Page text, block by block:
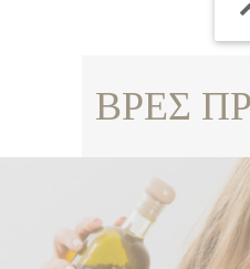
ΒΡΕΣ